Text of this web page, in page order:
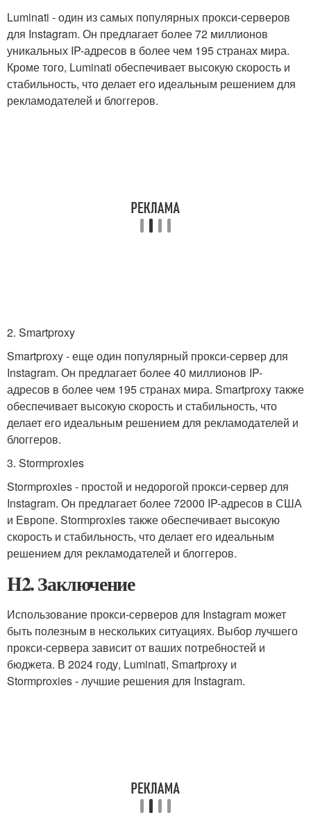
Luminati - один из самых популярных прокси-серверов
для Instagram. Он предлагает более 72 миллионов
уникальных IP-адресов в более чем 195 странах мира.
Кроме того, Luminati обеспечивает высокую скорость и
стабильность, что делает его идеальным решением для
рекламодателей и блоггеров.
2. Smartproxy
Smartproxy - еще один популярный прокси-сервер для
Instagram. Он предлагает более 40 миллионов IP-
адресов в более чем 195 странах мира. Smartproxy также
обеспечивает высокую скорость и стабильность, что
делает его идеальным решением для рекламодателей и
блоггеров.
3. Stormproxies
Stormproxies - простой и недорогой прокси-сервер для
Instagram. Он предлагает более 72000 IP-адресов в США
и Европе. Stormproxies также обеспечивает высокую
скорость и стабильность, что делает его идеальным
решением для рекламодателей и блоггеров.
H2. Заключение
Использование прокси-серверов для Instagram может
быть полезным в нескольких ситуациях. Выбор лучшего
прокси-сервера зависит от ваших потребностей и
бюджета. В 2024 году, Luminati, Smartproxy и
Stormproxies - лучшие решения для Instagram.